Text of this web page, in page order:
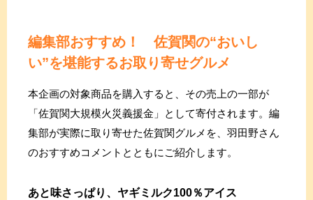
編集部おすすめ！ 佐賀関の“おいし
い”を堪能するお取り寄せグルメ
本企画の対象商品を購入すると、その売上の一部が
「佐賀関大規模火災義援金」として寄付されます。編
集部が実際に取り寄せた佐賀関グルメを、羽田野さん
のおすすめコメントとともにご紹介します。
あと味さっぱり、ヤギミルク100％アイス